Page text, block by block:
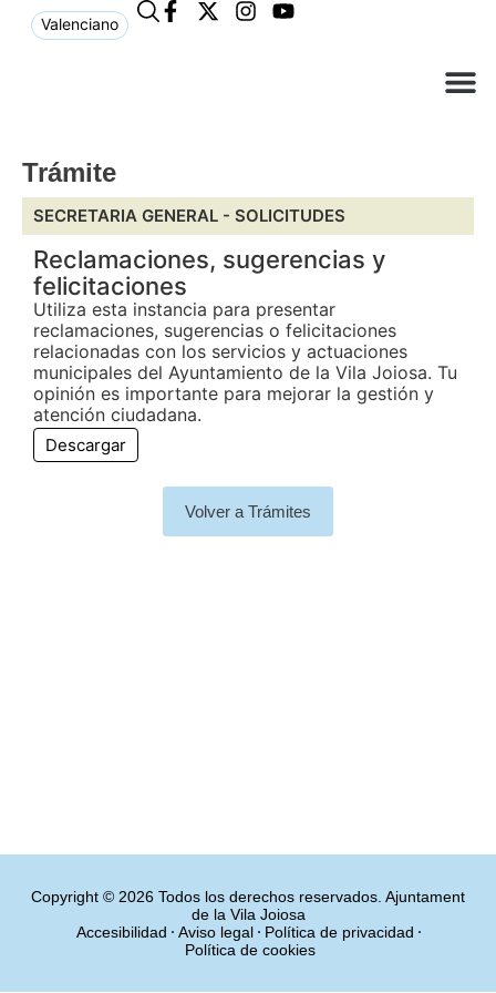
Valenciano
Trámite
SECRETARIA GENERAL - SOLICITUDES
Reclamaciones, sugerencias y
felicitaciones
Utiliza esta instancia para presentar
reclamaciones, sugerencias o felicitaciones
relacionadas con los servicios y actuaciones
municipales del Ayuntamiento de la Vila Joiosa. Tu
opinión es importante para mejorar la gestión y
atención ciudadana.
Descargar
Volver a Trámites
Copyright © 2026 Todos los derechos reservados. Ajuntament
de la Vila Joiosa
Accesibilidad
Aviso legal
Política de privacidad
Política de cookies